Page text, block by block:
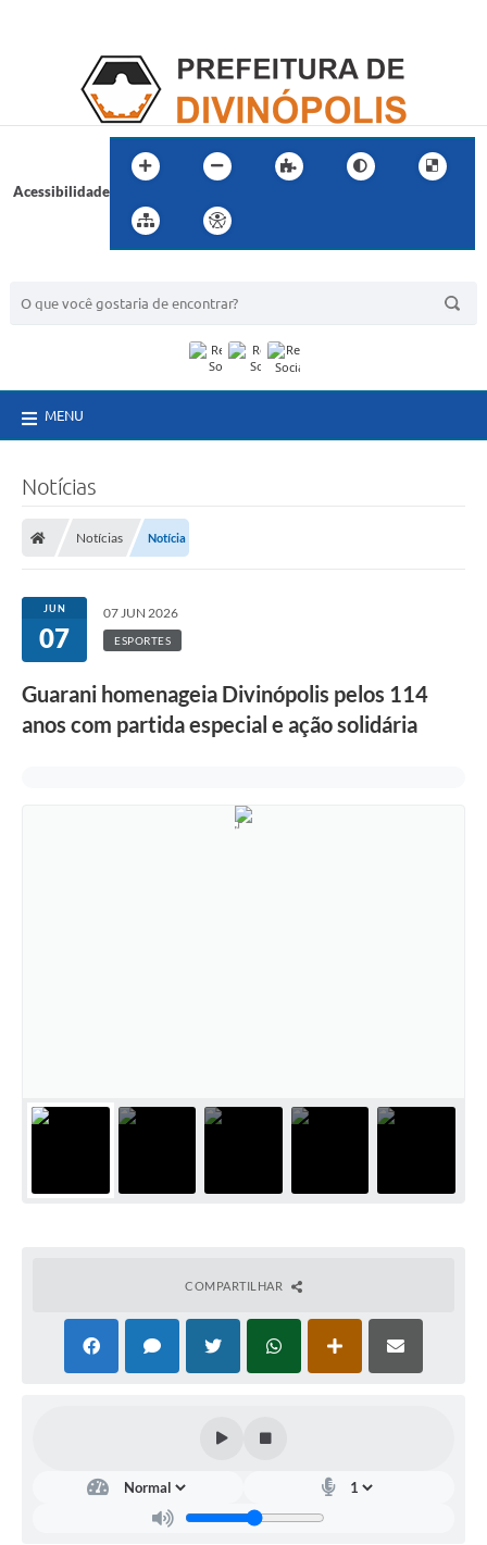
Acessibilidade
MENU
Notícias
Notícias Notícia
JUN
07
07 JUN 2026
ESPORTES
Guarani homenageia Divinópolis pelos 114
anos com partida especial e ação solidária
COMPARTILHAR